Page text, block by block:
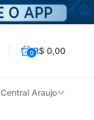
0R$ 0,00
Central Araujo